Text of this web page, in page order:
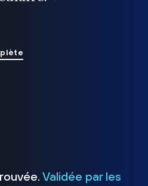
Validée par les